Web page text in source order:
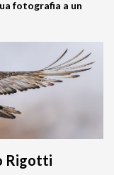
fotografia a un
Rigotti